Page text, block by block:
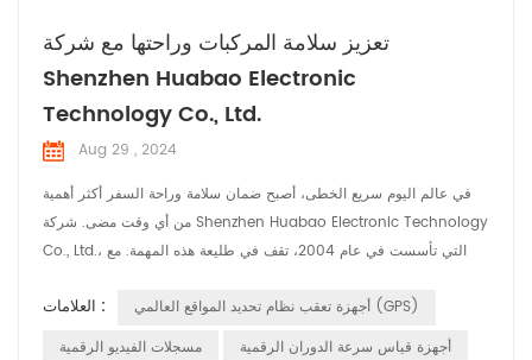
تعزيز سلامة المركبات وراحتها مع شركة
Shenzhen Huabao Electronic
Technology Co., Ltd.
Aug 29 , 2024
في عالم اليوم سريع الخطى، أصبح ضمان سلامة وراحة السفر أكثر أهمية
من أي وقت مضى. شركة Shenzhen Huabao Electronic Technology
Co., Ltd.، التي تأسست في عام 2004، تقف في طليعة هذه المهمة. مع
في البحث والتطوير، قامت Huabao باستمرار بدفع حدود الابتكار في
صناعة إلكترونيات السيارات. على مر السنين، قامت Huabao بتوسيع
العلامات :
أجهزة تعقب نظام تحديد المواقع العالمي (GPS)
مسجلات الفيديو الرقمية
أجهزة قياس سرعة الدوران الرقمية